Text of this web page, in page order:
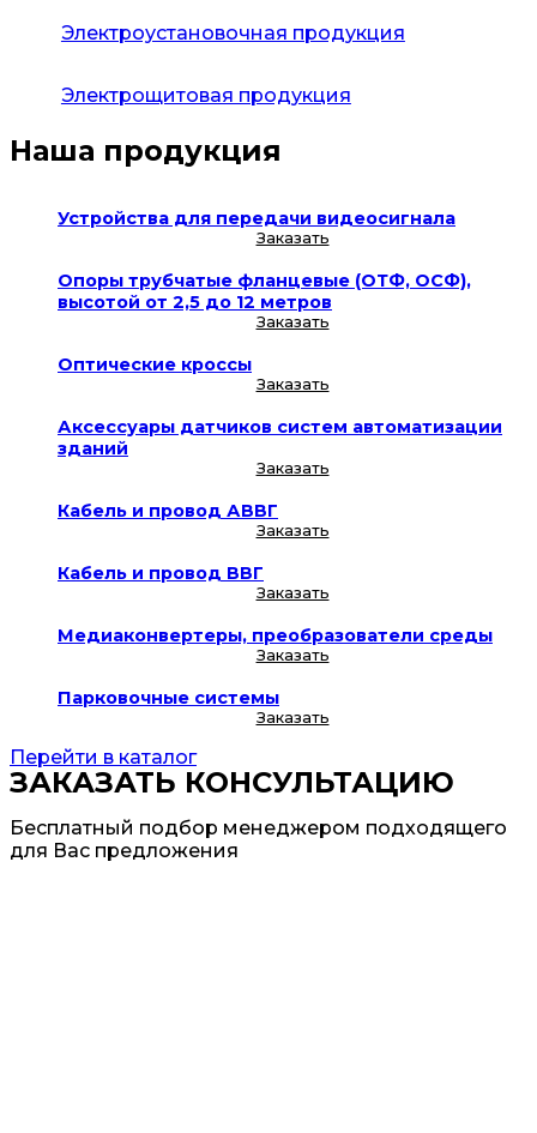
Электроустановочная продукция
Электрощитовая продукция
Наша продукция
Устройства для передачи видеосигнала
Заказать
Опоры трубчатые фланцевые (ОТФ, ОСФ),
высотой от 2,5 до 12 метров
Заказать
Оптические кроссы
Заказать
Аксессуары датчиков систем автоматизации
зданий
Заказать
Кабель и провод АВВГ
Заказать
Кабель и провод ВВГ
Заказать
Медиаконвертеры, преобразователи среды
Заказать
Парковочные системы
Заказать
Перейти в каталог
ЗАКАЗАТЬ КОНСУЛЬТАЦИЮ
Бесплатный подбор менеджером подходящего
для Вас предложения